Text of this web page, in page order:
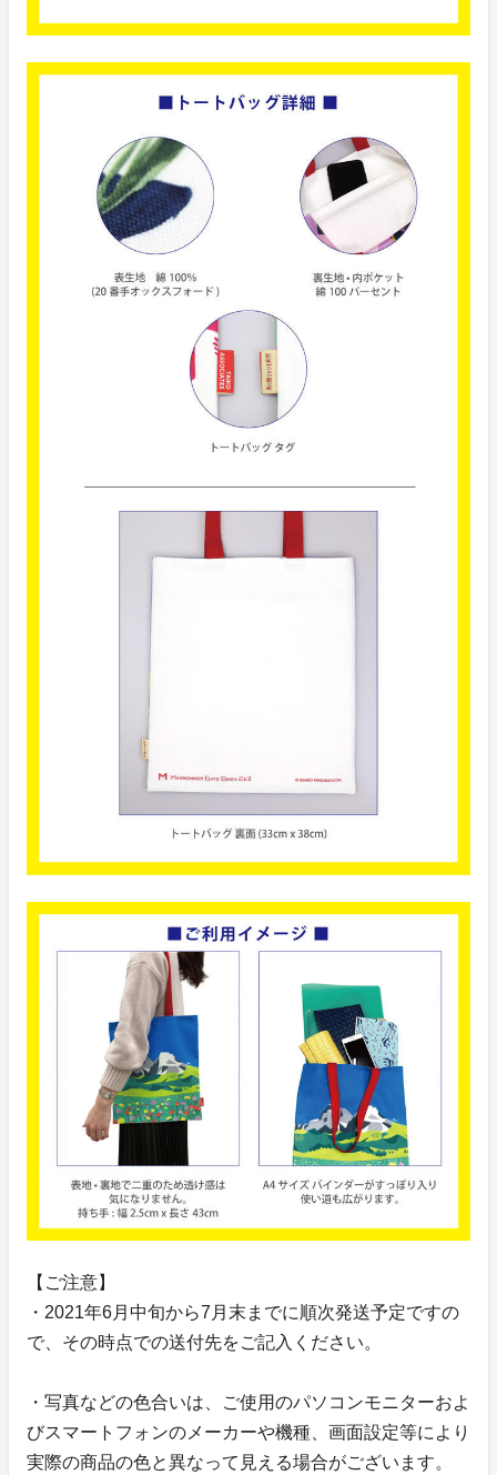
【ご注意】
・2021年6月中旬から7月末までに順次発送予定ですの
で、その時点での送付先をご記入ください。
・写真などの色合いは、ご使用のパソコンモニターおよ
びスマートフォンのメーカーや機種、画面設定等により
実際の商品の色と異なって見える場合がございます。